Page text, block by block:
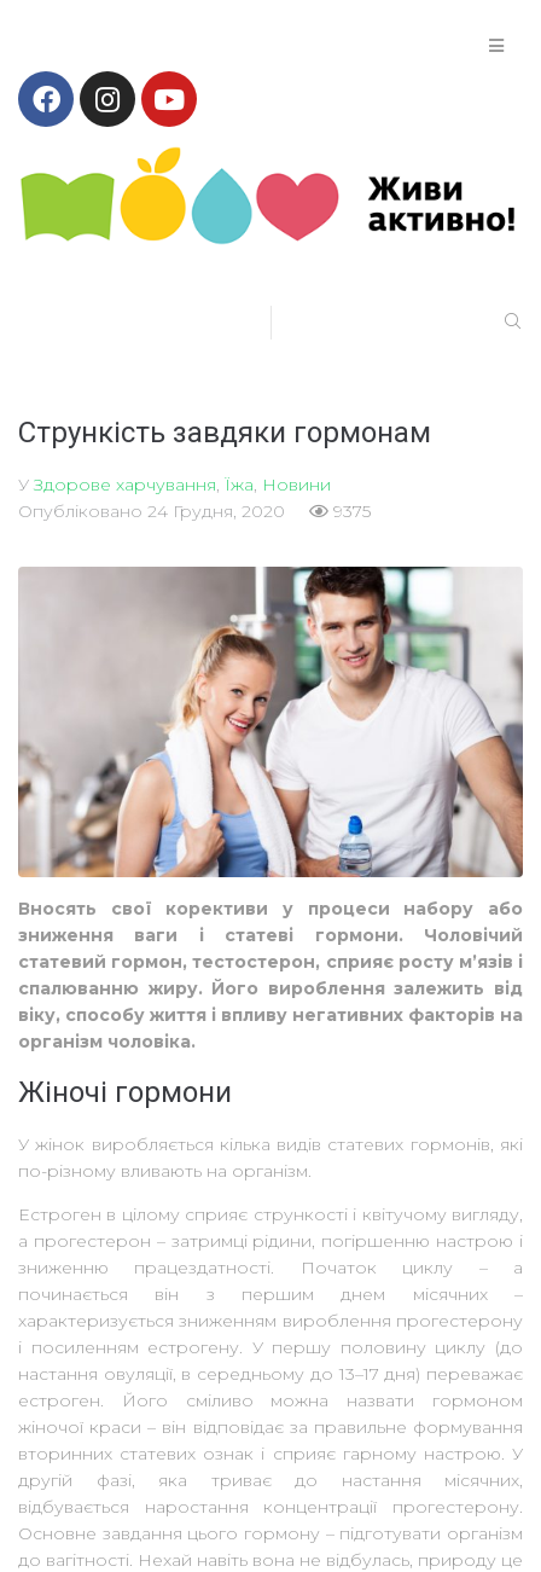
Стрункість завдяки гормонам
УЗдорове харчування Їжа Новини
Опубліковано 24 Грудня, 2020 9375
Вносять свої корективи у процеси набору або
зниження ваги і статеві гормони. Чоловічий
статевий гормон, тестостерон, сприяє росту м’язів і
спалюванню жиру. Його вироблення залежить від
віку, способу життя і впливу негативних факторів на
організм чоловіка.
Жіночі гормони
У жінок виробляється кілька видів статевих гормонів, які
по-різному вливають на організм.
Естроген в цілому сприяє стрункості і квітучому вигляду,
а прогестерон – затримці рідини, погіршенню настрою і
зниженню працездатності. Початок циклу – а
починається він з першим днем ​​місячних –
характеризується зниженням вироблення прогестерону
і посиленням естрогену. У першу половину циклу (до
настання овуляції, в середньому до 13–17 дня) переважає
естроген. Його сміливо можна назвати гормоном
жіночої краси – він відповідає за правильне формування
вторинних статевих ознак і сприяє гарному настрою. У
другій фазі, яка триває до настання місячних,
відбувається наростання концентрації прогестерону.
Основне завдання цього гормону – підготувати організм
до вагітності. Нехай навіть вона не відбулась, природу це